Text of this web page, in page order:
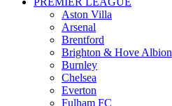
Aston Villa
Arsenal
Brentford
Brighton & Hove Albion
Burnley
Chelsea
Everton
Fulham FC